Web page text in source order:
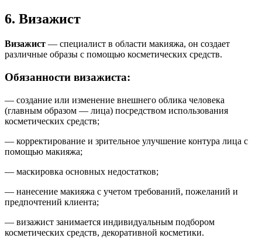
6. Визажист
Визажист — специалист в области макияжа, он создает
различные образы с помощью косметических средств.
Обязанности визажиста:
— создание или изменение внешнего облика человека
(главным образом — лица) посредством использования
косметических средств;
— корректирование и зрительное улучшение контура лица с
помощью макияжа;
— маскировка основных недостатков;
— нанесение макияжа с учетом требований, пожеланий и
предпочтений клиента;
— визажист занимается индивидуальным подбором
косметических средств, декоративной косметики.